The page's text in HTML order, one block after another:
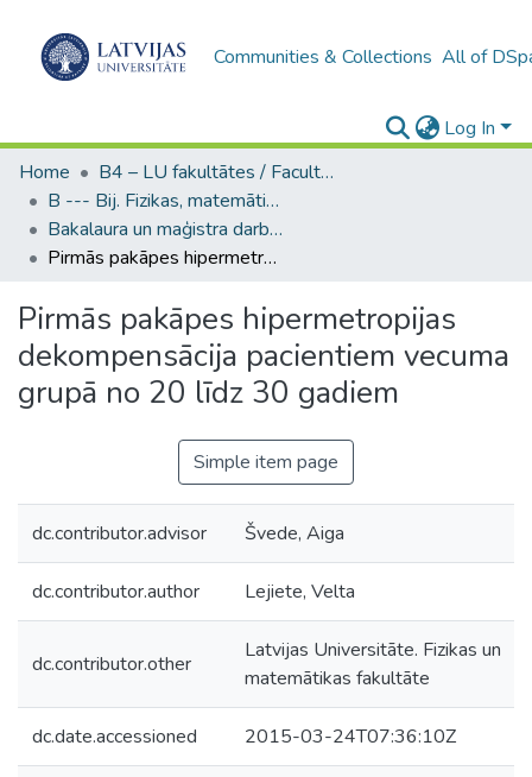
Communities & Collections All of
Log In
Home
B4 – LU fakultātes / Faculties of the UL
B --- Bij. Fizikas, matemātikas un optometrijas fakultātes studentu noslēguma darbi / Faculty of Physics, Mathematics and Optometry - Graduate works
Bakalaura un maģistra darbi (FMOF) / Bachelor's and Master's theses
Pirmās pakāpes hipermetropijas dekompensācija pacientiem vecuma grupā no 20 līdz 30 gadiem
Pirmās pakāpes hipermetropijas
dekompensācija pacientiem vecuma
grupā no 20 līdz 30 gadiem
Simple item page
dc.contributor.advisor Švede, Aiga
dc.contributor.author Lejiete, Velta
dc.contributor.other
Latvijas Universitāte. Fizikas un
matemātikas fakultāte
dc.date.accessioned 2015-03-24T07:36:10Z